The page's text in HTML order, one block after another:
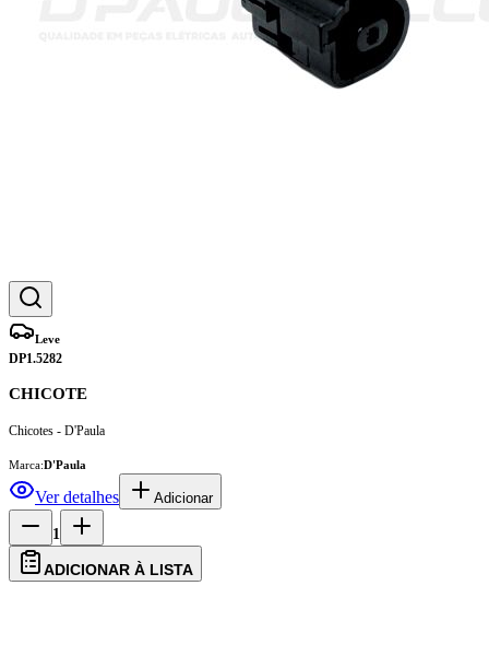
Leve
DP1.5282
CHICOTE
Chicotes - D'Paula
Marca:D'Paula
Ver detalhes Adicionar
1
ADICIONAR À LISTA